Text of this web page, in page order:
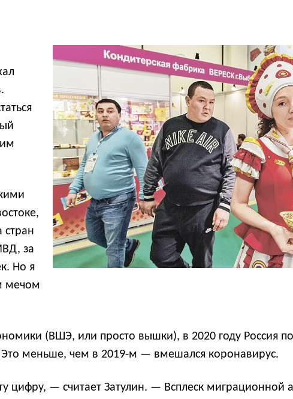
стран
за
Но я
мечом
(ВШЭ, или просто вышки), в 2020 году Россия
меньше, чем в 2019-м — вмешался коронавирус.
цифру, — считает Затулин. — Всплеск миграционной